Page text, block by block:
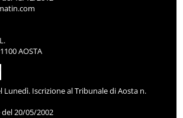
AOSTA
Lunedì. Iscrizione al Tribunale di Aosta n.
20/05/2002